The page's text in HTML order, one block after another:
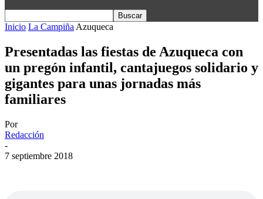
Inicio La Campiña Azuqueca
Presentadas las fiestas de Azuqueca con
un pregón infantil, cantajuegos solidario y
gigantes para unas jornadas más
familiares
Por
Redacción
-
7 septiembre 2018